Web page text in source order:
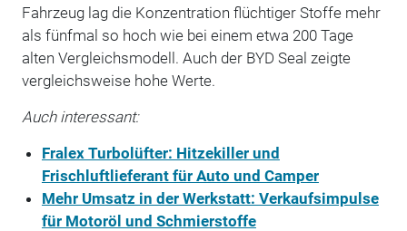
Fahrzeug lag die Konzentration flüchtiger Stoffe mehr
als fünfmal so hoch wie bei einem etwa 200 Tage
alten Vergleichsmodell. Auch der BYD Seal zeigte
vergleichsweise hohe Werte.
Auch interessant:
Fralex Turbolüfter: Hitzekiller und
Frischluftlieferant für Auto und Camper
Mehr Umsatz in der Werkstatt: Verkaufsimpulse
für Motoröl und Schmierstoffe